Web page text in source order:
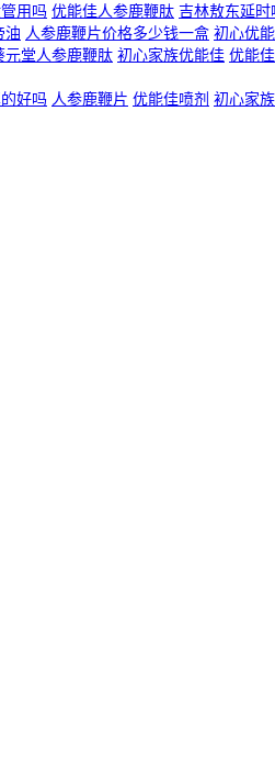
用吗 优能佳人参鹿鞭肽 吉林敖东延
油 人参鹿鞭片价格多少钱一盒 初心优
元堂人参鹿鞭肽 初心家族优能佳 优能
好吗 人参鹿鞭片 优能佳喷剂 初心家